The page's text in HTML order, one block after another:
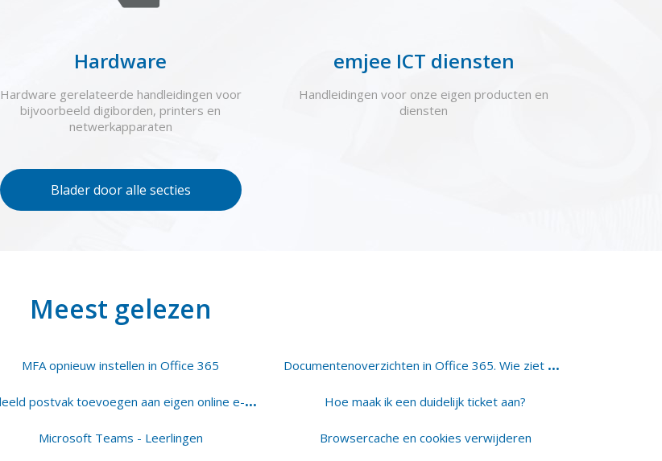
Hardware
Hardware gerelateerde handleidingen voor
bijvoorbeeld digiborden, printers en
netwerkapparaten
emjee ICT diensten
Handleidingen voor onze eigen producten en
diensten
Blader door alle secties
Meest gelezen
MFA opnieuw instellen in Office 365 D
ocumentenoverzichten in Office 365. Wie ziet wat in welk overzicht.
G
edeeld postvak toevoegen aan eigen online e-mail Hoe maak ik een duidelijk ticket aan?
Microsoft Teams - Leerlingen Browsercache en cookies verwijderen